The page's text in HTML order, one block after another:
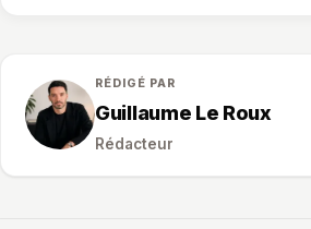
RÉDIGÉ PAR
Guillaume Le Roux
Rédacteur